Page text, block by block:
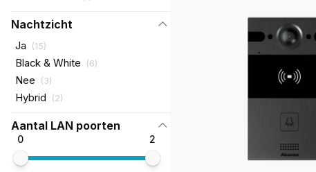
Nachtzicht
Ja (15)
Black & White (6)
Nee (3)
Hybrid (2)
Aantal LAN poorten
0 2